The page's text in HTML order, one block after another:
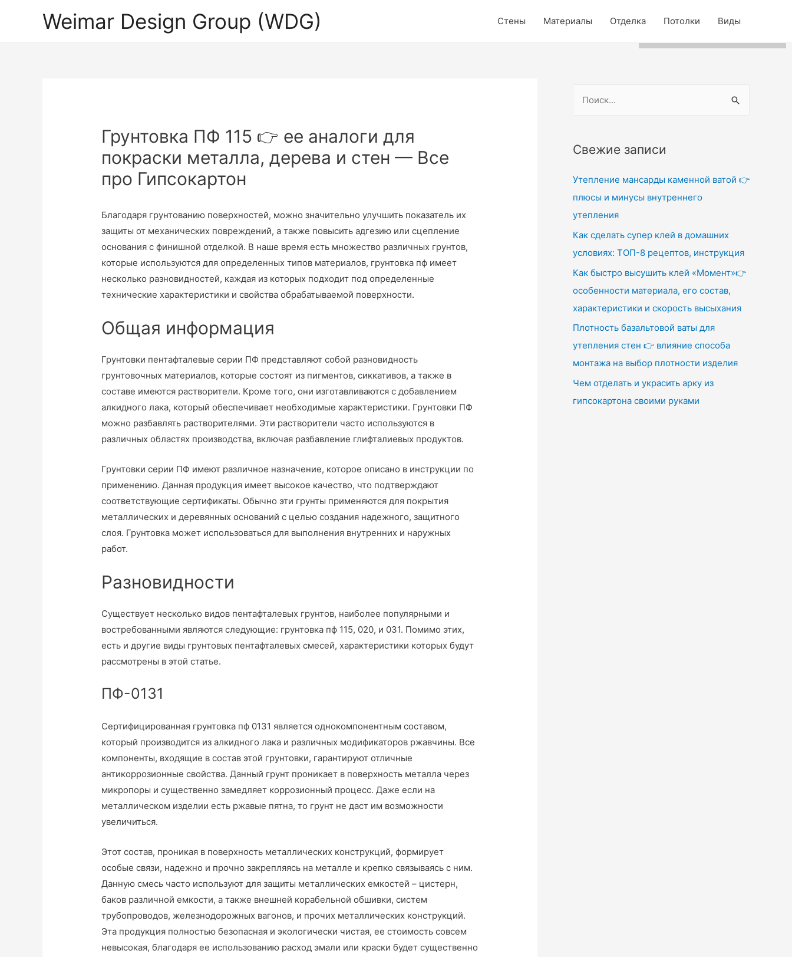
Weimar Design Group (WDG) Стены Материалы Отделка Потолки Виды
Грунтовка ПФ 115 👉 ее аналоги для
покраски металла, дерева и стен — Все
про Гипсокартон
Благодаря грунтованию поверхностей, можно значительно улучшить показатель их
защиты от механических повреждений, а также повысить адгезию или сцепление
основания с финишной отделкой. В наше время есть множество различных грунтов,
которые используются для определенных типов материалов, грунтовка пф имеет
несколько разновидностей, каждая из которых подходит под определенные
технические характеристики и свойства обрабатываемой поверхности.
Общая информация
Грунтовки пентафталевые серии ПФ представляют собой разновидность
грунтовочных материалов, которые состоят из пигментов, сиккативов, а также в
составе имеются растворители. Кроме того, они изготавливаются с добавлением
алкидного лака, который обеспечивает необходимые характеристики. Грунтовки ПФ
можно разбавлять растворителями. Эти растворители часто используются в
различных областях производства, включая разбавление глифталиевых продуктов.
Грунтовки серии ПФ имеют различное назначение, которое описано в инструкции по
применению. Данная продукция имеет высокое качество, что подтверждают
соответствующие сертификаты. Обычно эти грунты применяются для покрытия
металлических и деревянных оснований с целью создания надежного, защитного
слоя. Грунтовка может использоваться для выполнения внутренних и наружных
работ.
Разновидности
Существует несколько видов пентафталевых грунтов, наиболее популярными и
востребованными являются следующие: грунтовка пф 115, 020, и 031. Помимо этих,
есть и другие виды грунтовых пентафталевых смесей, характеристики которых будут
рассмотрены в этой статье.
ПФ-0131
Сертифицированная грунтовка пф 0131 является однокомпонентным составом,
который производится из алкидного лака и различных модификаторов ржавчины. Все
компоненты, входящие в состав этой грунтовки, гарантируют отличные
антикоррозионные свойства. Данный грунт проникает в поверхность металла через
микропоры и существенно замедляет коррозионный процесс. Даже если на
металлическом изделии есть ржавые пятна, то грунт не даст им возможности
увеличиться.
Этот состав, проникая в поверхность металлических конструкций, формирует
особые связи, надежно и прочно закрепляясь на металле и крепко связываясь с ним.
Данную смесь часто используют для защиты металлических емкостей – цистерн,
баков различной емкости, а также внешней корабельной обшивки, систем
трубопроводов, железнодорожных вагонов, и прочих металлических конструкций.
Эта продукция полностью безопасная и экологически чистая, ее стоимость совсем
невысокая, благодаря ее использованию расход эмали или краски будет существенно
т
:
Свежие записи
Утепление мансарды каменной ватой 👉
плюсы и минусы внутреннего
утепления
Как сделать супер клей в домашних
условиях: ТОП-8 рецептов, инструкция
Как быстро высушить клей «Момент»👉
особенности материала, его состав,
характеристики и скорость высыхания
Плотность базальтовой ваты для
утепления стен 👉 влияние способа
монтажа на выбор плотности изделия
Чем отделать и украсить арку из
гипсокартона своими руками
Для любых предложений по